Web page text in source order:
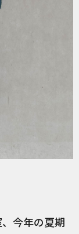
今年の夏期